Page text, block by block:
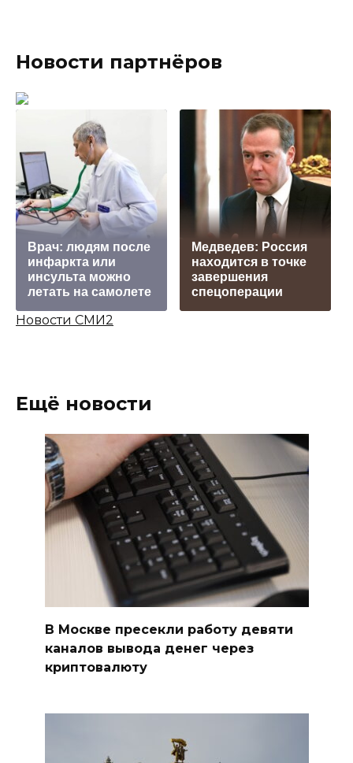
Новости партнёров
Врач: людям после
инфаркта или
инсульта можно
летать на самолете
Медведев: Роcсия
находится в точке
завершения
спецоперации
Новости СМИ2
Ещё новости
В Москве пресекли работу девяти
каналов вывода денег через
криптовалюту